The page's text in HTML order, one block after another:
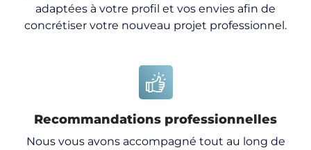
adaptées à votre profil et vos envies afin de
concrétiser votre nouveau projet professionnel.
Recommandations professionnelles
Nous vous avons accompagné tout au long de